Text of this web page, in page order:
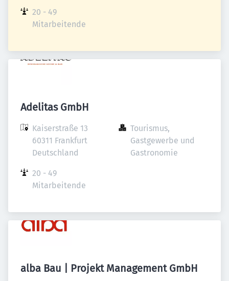
20 - 49
Mitarbeitende
Adelitas GmbH
Kaiserstraße 13
60311 Frankfurt
Deutschland
Tourismus,
Gastgewerbe und
Gastronomie
20 - 49
Mitarbeitende
alba Bau | Projekt Management GmbH